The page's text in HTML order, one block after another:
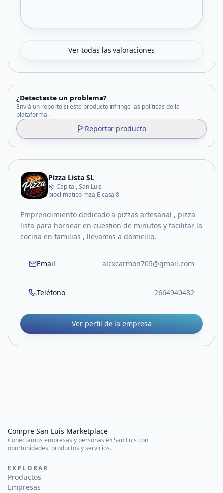
Ver todas las valoraciones
¿Detectaste un problema?
Enviá un reporte si este producto infringe las políticas de la
plataforma.
Reportar producto
Pizza Lista SL
Capital, San Luis
bioclimatico mza E casa 8
Emprendimiento dedicado a pizzas artesanal , pizza
lista para hornear en cuestion de minutos y facilitar la
cocina en familias , llevamos a domicilio.
Email alexcarmon705@gmail.com
Teléfono 2664940482
Ver perfil de la empresa
Compre San Luis Marketplace
Conectamos empresas y personas en San Luis con
oportunidades, productos y servicios.
EXPLORAR
Productos
Empresas